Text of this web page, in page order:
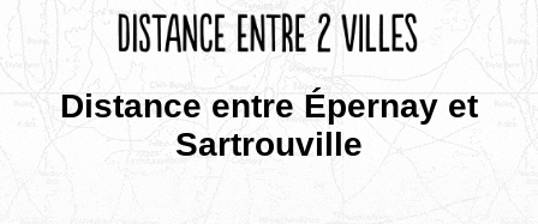
Distance entre Épernay et
Sartrouville